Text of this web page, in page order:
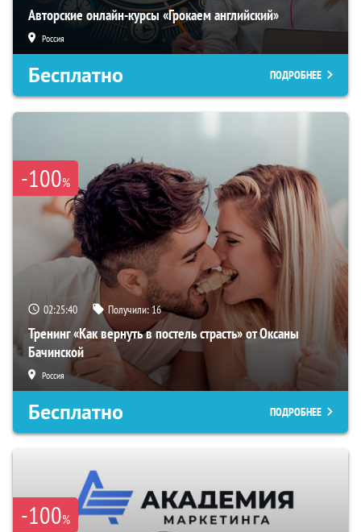
Авторские онлайн-курсы «Грокаем английский»
Россия
Бесплатно ПОДРОБНЕЕ
-100%
02:25:39 Получили:16
Тренинг «Как вернуть в постель страсть» от Оксаны
Бачинской
Россия
Бесплатно ПОДРОБНЕЕ
-100%